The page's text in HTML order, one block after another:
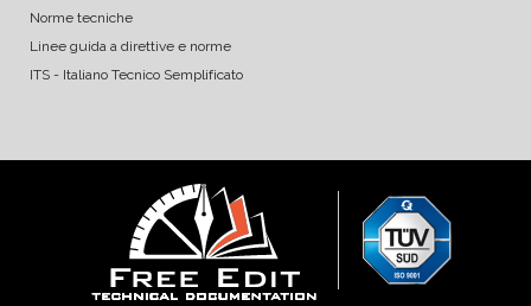
Norme tecniche
Linee guida a direttive e norme
ITS - Italiano Tecnico Semplificato